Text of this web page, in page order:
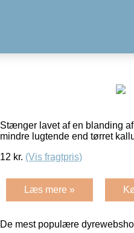
Stænger lavet af en blanding
mindre lugtende end tørret
12 kr. (Vis fragtpris)
Læs mere »
De mest populære